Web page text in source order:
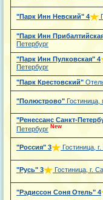
"Парк Инн Невский" 4
"Парк Инн
Петербург
"Парк Инн Пулковская" 4
Петербург
"Парк Крестовский"
"Полюстрово" Гостиница,
"Ренессанс Санкт-
Петербург New
"Россия" 3 Гостиница,
"Русь" 3 Гостиница, г.
"Рэдиссон Соня Отель" 4